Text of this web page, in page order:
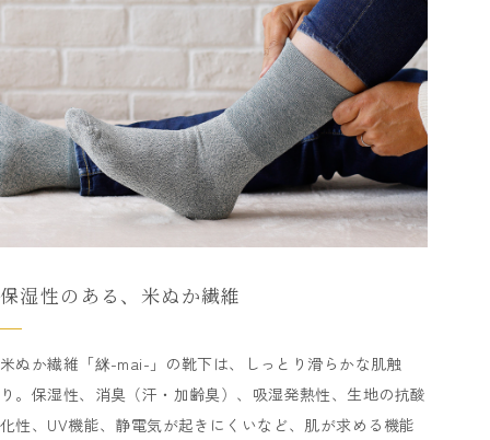
保湿性のある、米ぬか繊維
米ぬか繊維「䋛-mai-」の靴下は、しっとり滑らかな肌触
り。保湿性、消臭（汗・加齢臭）、吸湿発熱性、生地の抗酸
化性、UV機能、静電気が起きにくいなど、肌が求める機能